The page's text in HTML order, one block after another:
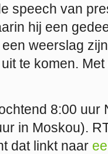
speech van
hij een
weerslag
te komen.
8:00 uur
in Moskou).
dat linkt naar